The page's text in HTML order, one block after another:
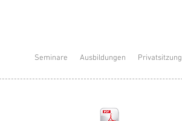
Seminare Ausbildungen Privatsitzung